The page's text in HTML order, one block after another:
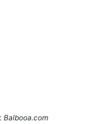
Balbooa.com